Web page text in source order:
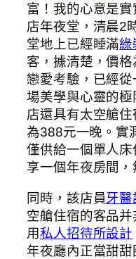
富！我的心意是
店年夜堂，清晨2
堂地上已經睡滿綠
客，據清楚，價
戀愛考驗，已經
場美學與心靈的
店還具有太空艙
為388元一晚。實
僅供給一個單人
享一個年夜房間，
同時，該店員牙
空艙住宿的客品
用私人招待所設計
年夜廳內正當甜